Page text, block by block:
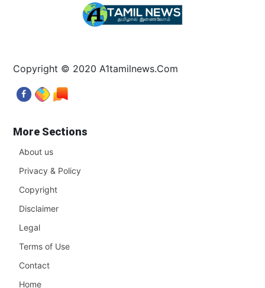
Copyright © 2020 A1tamilnews.Com
More Sections
About us
Privacy & Policy
Copyright
Disclaimer
Legal
Terms of Use
Contact
Home